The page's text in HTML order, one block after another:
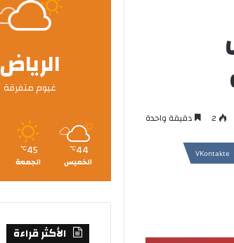
2 دقيقة واحدة
الرياض
غيوم متفرقة
44
℃
الخميس
45
℃
الجمعة
الأكثر قراءة